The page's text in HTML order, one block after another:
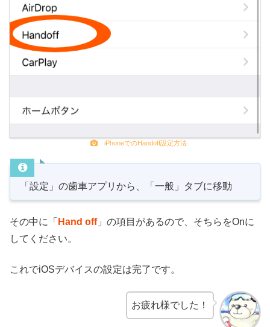
iPhoneでのHandoff設定方法
「設定」の歯車アプリから、「一般」タブに移動
その中に「 Hand off」の項目があるので、そちらをOnに
してください。
これでiOSデバイスの設定は完了です。
お疲れ様でした！